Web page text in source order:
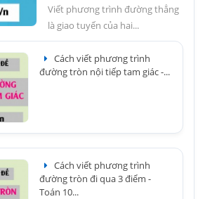
Viết phương trình đường thẳng
là giao tuyến của hai...
Cách viết phương trình
đường tròn nội tiếp tam giác -...
Cách viết phương trình
đường tròn đi qua 3 điểm -
Toán 10...